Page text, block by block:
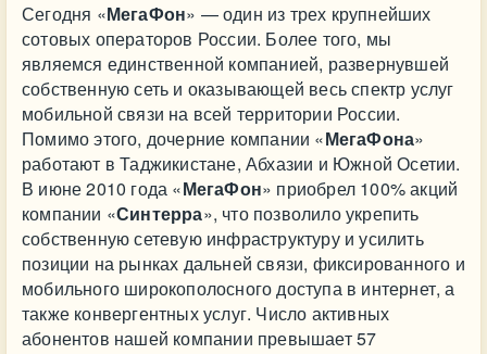
Сегодня «МегаФон» — один из трех крупнейших
сотовых операторов России. Более того, мы
являемся единственной компанией, развернувшей
собственную сеть и оказывающей весь спектр услуг
мобильной связи на всей территории России.
Помимо этого, дочерние компании «МегаФона»
работают в Таджикистане, Абхазии и Южной Осетии.
В июне 2010 года «МегаФон» приобрел 100% акций
компании «Синтерра», что позволило укрепить
собственную сетевую инфраструктуру и усилить
позиции на рынках дальней связи, фиксированного и
мобильного широкополосного доступа в интернет, а
также конвергентных услуг. Число активных
абонентов нашей компании превышает 57